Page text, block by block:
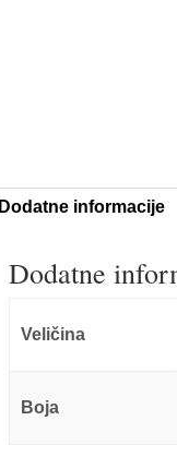
Dodatne informacije
Dodatne
Veličina
Boja